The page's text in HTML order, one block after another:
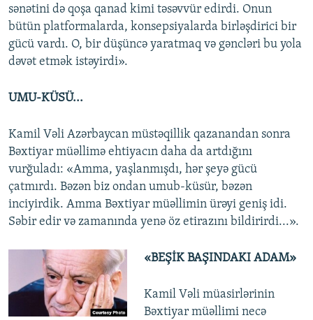
sənətini də qoşa qanad kimi təsəvvür edirdi. Onun
bütün platformalarda, konsepsiyalarda birləşdirici bir
gücü vardı. O, bir düşüncə yaratmaq və gəncləri bu yola
dəvət etmək istəyirdi».
UMU-KÜSÜ...
Kamil Vəli Azərbaycan müstəqillik qazanandan sonra
Bəxtiyar müəllimə ehtiyacın daha da artdığını
vurğuladı: «Amma, yaşlanmışdı, hər şeyə gücü
çatmırdı. Bəzən biz ondan umub-küsür, bəzən
inciyirdik. Amma Bəxtiyar müəllimin ürəyi geniş idi.
Səbir edir və zamanında yenə öz etirazını bildirirdi...».
«BEŞİK BAŞINDAKI ADAM»
Kamil Vəli müasirlərinin
Bəxtiyar müəllimi necə